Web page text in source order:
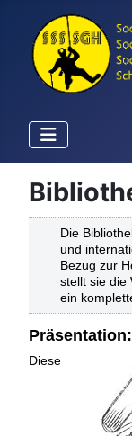
Die
und
Bezug zur
stellt sie die
ein
Präsentation:
Diese